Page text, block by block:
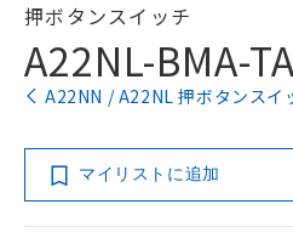
押ボタンスイッチ
A22NL-BMA-
A22NN / A22NL 押ボタンスイ
マイリストに追加